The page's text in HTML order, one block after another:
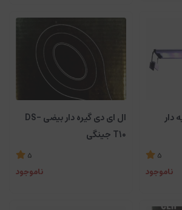
دار
5
ناموجود
ال ای دی گیره دار بیضی DS-
T10 جینگی
5
ناموجود